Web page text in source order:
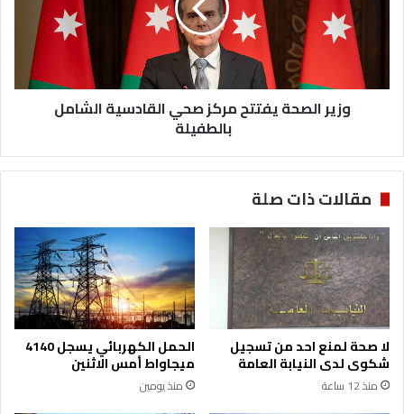
القادسية
الشامل
بالطفيلة
وزير الصحة يفتتح مركز صحي القادسية الشامل
بالطفيلة
مقالات ذات صلة
لا صحة لمنع احد من تسجيل
شكوى لدى النيابة العامة
منذ 12 ساعة
الحمل الكهربائي يسجل 4140
ميجاواط أمس الاثنين
منذ يومين